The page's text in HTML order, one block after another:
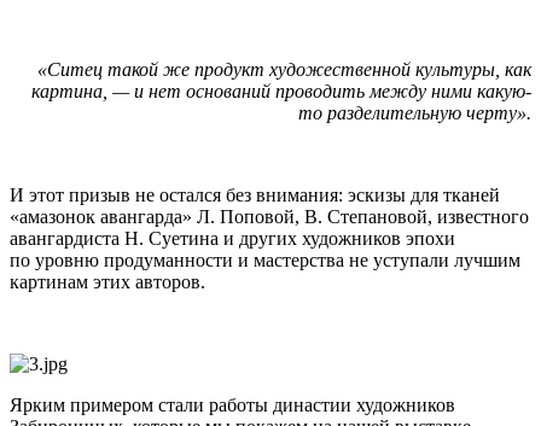
«Ситец такой же продукт художественной культуры, как
картина, — и нет оснований проводить между ними какую-
то разделительную черту».
И этот призыв не остался без внимания: эскизы для тканей
«амазонок авангарда» Л. Поповой, В. Степановой, известного
авангардиста Н. Суетина и других художников эпохи
по уровню продуманности и мастерства не уступали лучшим
картинам этих авторов.
Ярким примером стали работы династии художников